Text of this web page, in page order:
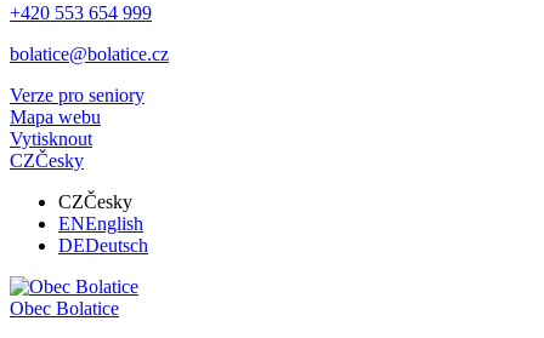
+420 553 654 999
bolatice@bolatice.cz
Verze pro seniory
Mapa webu
Vytisknout
CZČesky
CZČesky
ENEnglish
DEDeutsch
Obec Bolatice